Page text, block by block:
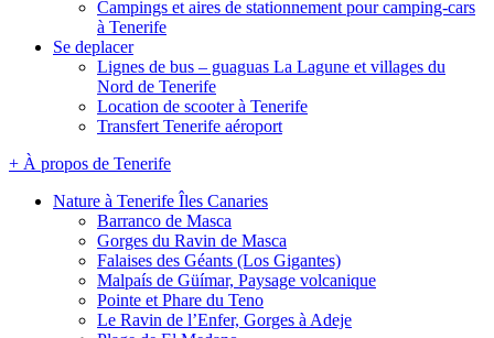
Campings et aires de stationnement pour camping-cars
à Tenerife
Se deplacer
Lignes de bus – guaguas La Lagune et villages du
Nord de Tenerife
Location de scooter à Tenerife
Transfert Tenerife aéroport
+ À propos de Tenerife
Nature à Tenerife Îles Canaries
Barranco de Masca
Gorges du Ravin de Masca
Falaises des Géants (Los Gigantes)
Malpaís de Güímar, Paysage volcanique
Pointe et Phare du Teno
Le Ravin de l’Enfer, Gorges à Adeje